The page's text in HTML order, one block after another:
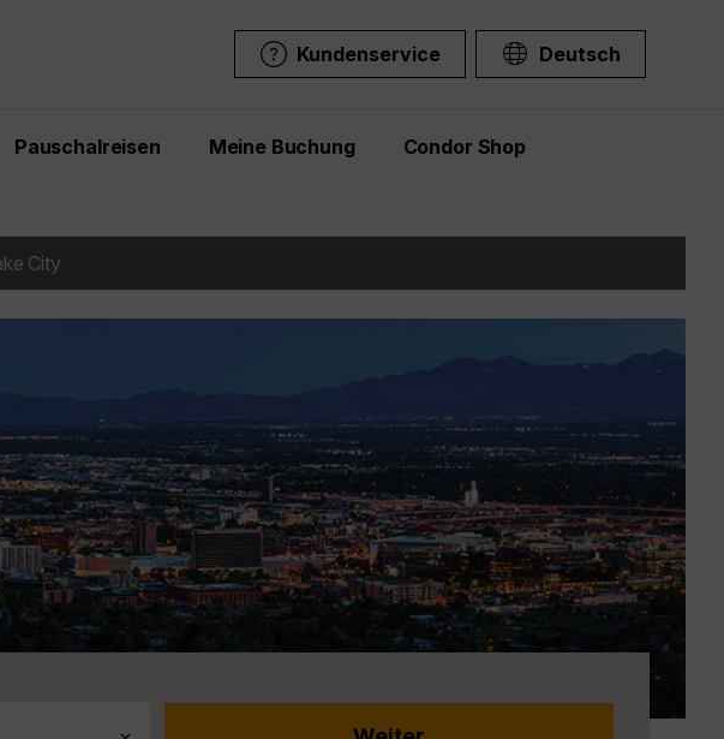
Kundenservice Deutsch
Pauschalreisen Meine Buchung Condor Shop
City